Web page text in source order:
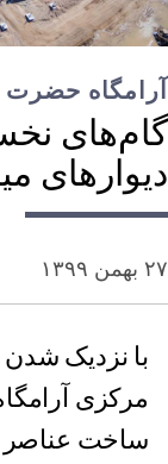
آرامگاه حضرت
گام‌های
دیوارهای
۲۷ بهمن ۱۳۹۹
با نزدیک
مرکزی
ساخت عناصر